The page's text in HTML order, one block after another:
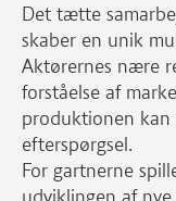
Det tætte
skaber en unik
Aktørernes nære
forståelse af
produktionen kan
efterspørgsel.
For gartnerne